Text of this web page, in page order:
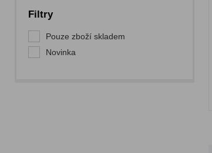
Filtry
Pouze zboží skladem
Novinka